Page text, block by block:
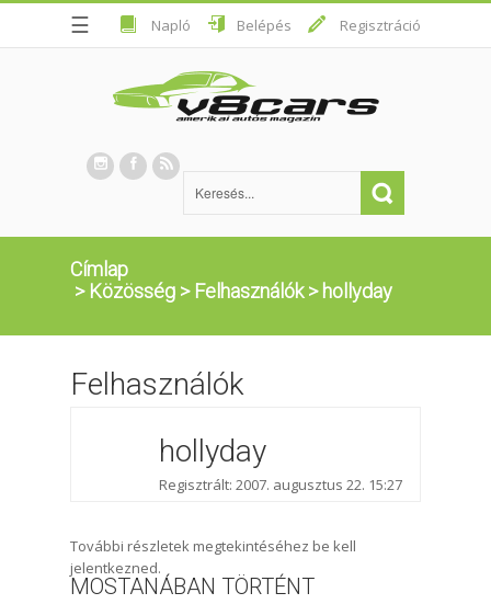
☰ Napló Belépés Regisztráció
Címlap
> Közösség > Felhasználók>hollyday
Felhasználók
hollyday
Regisztrált: 2007. augusztus 22. 15:27
További részletek megtekintéséhez be kell
jelentkezned.
MOSTANÁBAN TÖRTÉNT